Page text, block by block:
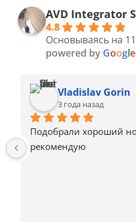
AVD Integrator
4.8
Основываясь на
powered by Google
Vladislav Gorin
3 года назад
Подобрали хороший
рекомендую